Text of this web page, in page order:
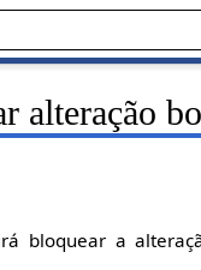
alteração
bloquear a